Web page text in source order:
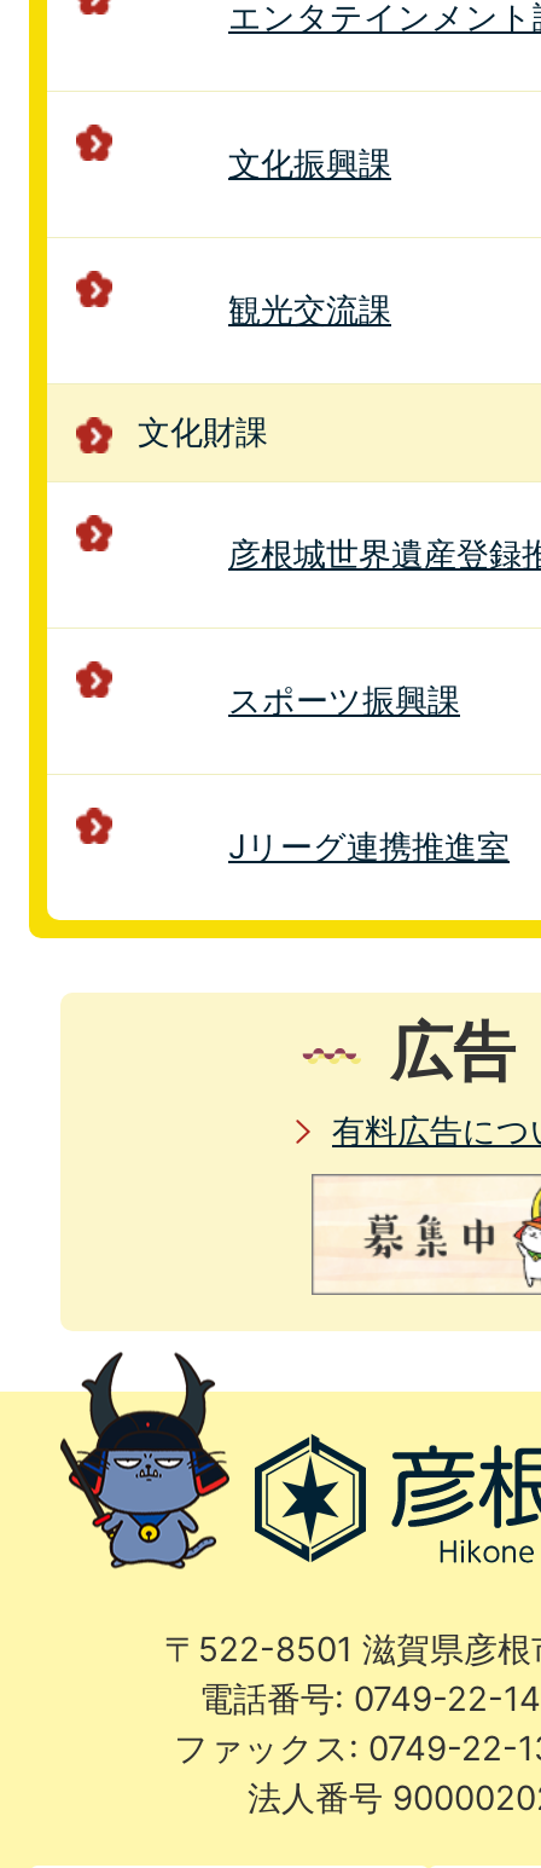
エンタテインメント
文化振興課
観光交流課
文化財課
彦根城世界遺産登録
スポーツ振興課
Jリーグ連携推進室
広告
有料広告につ
〒522-8501 滋賀県彦
電話番号: 0749-22-
ファックス: 0749-22-
法人番号